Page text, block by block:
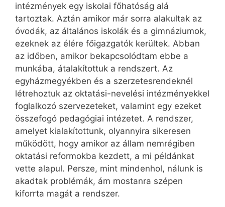
intézmények egy iskolai főhatóság alá
tartoztak. Aztán amikor már sorra alakultak az
óvodák, az általános iskolák és a gimnáziumok,
ezeknek az élére főigazgatók kerültek. Abban
az időben, amikor bekapcsolódtam ebbe a
munkába, átalakítottuk a rendszert. Az
egyházmegyékben és a szerzetesrendeknél
létrehoztuk az oktatási-nevelési intézményekkel
foglalkozó szervezeteket, valamint egy ezeket
összefogó pedagógiai intézetet. A rendszer,
amelyet kialakítottunk, olyannyira sikeresen
működött, hogy amikor az állam nemrégiben
oktatási reformokba kezdett, a mi példánkat
vette alapul. Persze, mint mindenhol, nálunk is
akadtak problémák, ám mostanra szépen
kiforrta magát a rendszer.